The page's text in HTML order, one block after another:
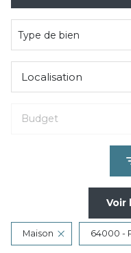
Type de bien
Localisation
Budget
Voir
Maison 64000 -